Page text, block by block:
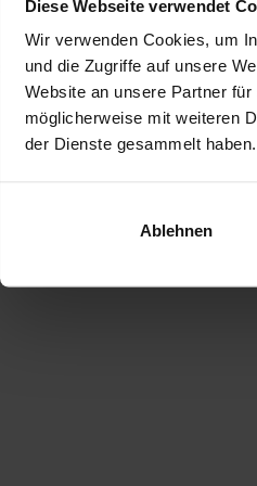
Diese Webseite verwendet
Wir verwenden Cookies, um
und die Zugriffe auf unsere
Website an unsere Partner
möglicherweise mit weiteren
der Dienste gesammelt haben.
Ablehnen
error: a client-side